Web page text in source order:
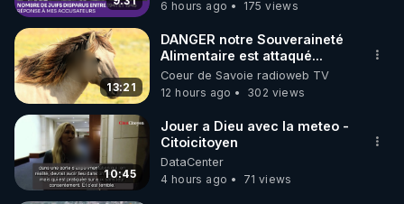
code : REGENERE10
▶ 30 jours gratuit sur l’application de méditation et
de bien-être ENVOL :
Rendez-vous sur https://www.envol.app/code
le code : REGENERE
6 hours ago
175 views
13:21
DANGER notre Souveraineté
Alimentaire est attaqué...
Coeur de Savoie radioweb TV
12 hours ago
302 views
10:45
Jouer a Dieu avec la meteo -
Citoicitoyen
DataCenter
4 hours ago
71 views